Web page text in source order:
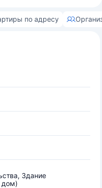
по адресу
Здание
дом)